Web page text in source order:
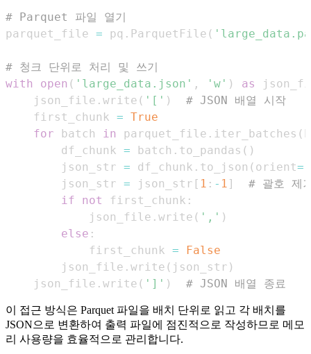
# Parquet 파일 열기
parquet_file = pq . ParquetFile (
# 청크 단위로 처리 및 쓰기
with
open ( 'large_data.json' , 'w' ) as
    json_file
. write ( '[' )
# JSON 배열 시작
    first_chunk
= True
for batch in parquet_file . iter_batches (
        df_chunk
= batch . to_pandas ( )
        json_str
= df_chunk . to_json ( orient=
        json_str
= json_str [ 1 : - 1 ]
# 괄호 제
if
not first_chunk :
            json_file
. write ( ',' )
else :
            first_chunk
=
False
        json_file
. write ( json_str )
    json_file
. write ( ']' ) # JSON 배열 종료
이 접근 방식은 Parquet 파일을 배치 단위로 읽고 각 배치를
JSON으로 변환하여 출력 파일에 점진적으로 작성하므로 메모
리 사용량을 효율적으로 관리합니다.